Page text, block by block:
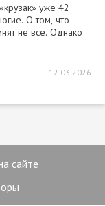
уже 42
О том, что
не все. Однако
12.03.2026
сайте